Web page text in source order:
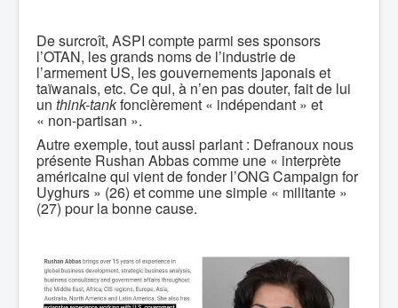
De surcroît, ASPI compte parmi ses sponsors
l’OTAN, les grands noms de l’industrie de
l’armement US, les gouvernements japonais et
taïwanais, etc. Ce qui, à n’en pas douter, fait de lui
un think-tankfoncièrement « indépendant » et
« non-partisan ».
Autre exemple, tout aussi parlant : Defranoux nous
présente Rushan Abbas comme une « interprète
américaine qui vient de fonder l’ONG Campaign for
Uyghurs » (26) et comme une simple « militante »
(27) pour la bonne cause.